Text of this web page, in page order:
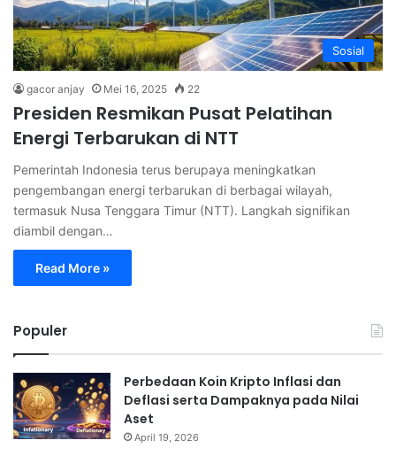
Sosial
gacor anjay Mei 16, 2025 22
Presiden Resmikan Pusat Pelatihan
Energi Terbarukan di NTT
Pemerintah Indonesia terus berupaya meningkatkan
pengembangan energi terbarukan di berbagai wilayah,
termasuk Nusa Tenggara Timur (NTT). Langkah signifikan
diambil dengan…
Read More »
Populer
Perbedaan Koin Kripto Inflasi dan
Deflasi serta Dampaknya pada Nilai
Aset
April 19, 2026